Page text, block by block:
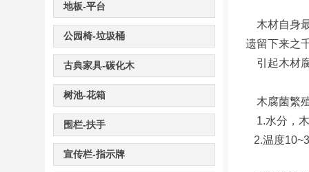
地板-平台
公园椅-垃圾桶
古典家具-碳化木
树池-花箱
围栏-扶手
宣传栏-指示牌
木材自身
遗留下来之
引起木材
木腐菌繁
1.水分，木
2.温度